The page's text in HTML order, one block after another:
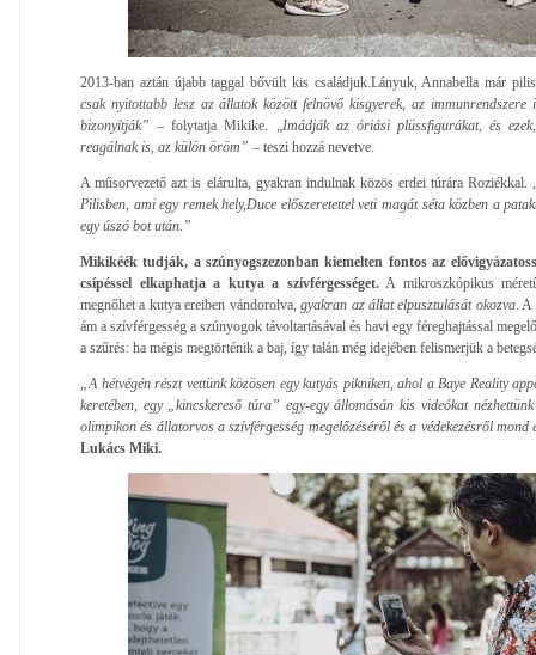
2013-ban aztán újabb taggal bővült kis családjuk.Lányuk, Annabella már
csak nyitottabb lesz az állatok között felnövő kisgyerek, az immunrendszere
bizonyítják”– folytatja Mikike. „ Imádják az óriási plüssfigurákat, és
reagálnak is, az külön öröm” – teszi hozzá nevetve.
A műsorvezető azt is elárulta, gyakran indulnak közös erdei túrára Roziékkal.
Pilisben, ami egy remek hely,Duce előszeretettel veti magát séta közben a
egy úszó bot után.”
Mikikéék tudják, a szúnyogszezonban kiemelten fontos az
csípéssel elkaphatja a kutya a szívférgességet.A mikroszkópikus
megnőhet a kutya ereiben vándorolva,gyakran az állat elpusztulását okozva. A
ám a szívférgesség a szúnyogok távoltartásával és havi egy féreghajtással
a szűrés: ha mégis megtörténik a baj, így talán még idejében felismerjük a
„A hétvégén részt vettünk közösen egy kutyás pikniken, ahol a Baye Reality
keretében, egy „kincskereső túra” egy-egy állomásán kis videókat
olimpikon és állatorvos a szívférgesség megelőzéséről és a védekezésről mond
Lukács Miki.